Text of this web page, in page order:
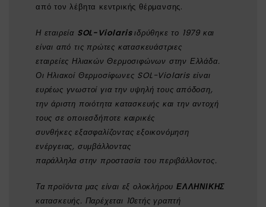
από τον λέβητα κεντρικής θέρμανσης.
Η εταιρεία SOL-Violaris ιδρύθηκε το 1979 και
είναι από τις πρώτες κατασκευάστριες
εταιρείες Ηλιακών Θερμοσιφώνων στην Ελλάδα.
Οι Ηλιακοί Θερμοσίφωνες SOL-Violaris είναι
ευρέως γνωστοί για την υψηλή τους απόδοση,
την άριστη ποιότητα κατασκευής και την αντοχή
τους σε οποιεσδήποτε καιρικές
συνθήκες εξασφαλίζοντας εξοικονόμηση
ενέργειας, συμβάλλοντας
παράλληλα στην προστασία του περιβάλλοντος.
Τα προϊόντα μας είναι εξ ολοκλήρουΕΛΛΗΝΙΚΗΣ
κατασκευής. Παρέχεται 10ετής γραπτή